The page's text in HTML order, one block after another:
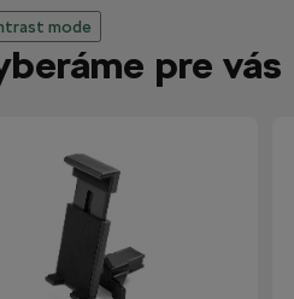
mode
pre vás